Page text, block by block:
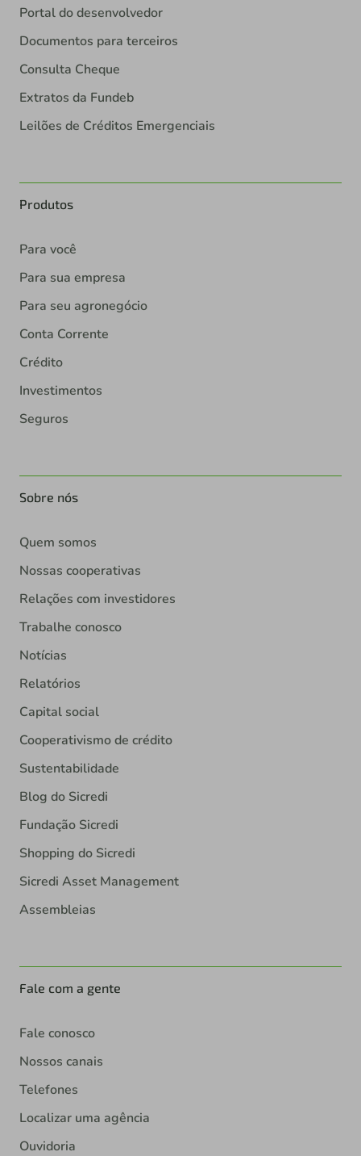
Portal do desenvolvedor
Documentos para terceiros
Consulta Cheque
Extratos da Fundeb
Leilões de Créditos Emergenciais
Produtos
Para você
Para sua empresa
Para seu agronegócio
Conta Corrente
Crédito
Investimentos
Seguros
Sobre nós
Quem somos
Nossas cooperativas
Relações com investidores
Trabalhe conosco
Notícias
Relatórios
Capital social
Cooperativismo de crédito
Sustentabilidade
Blog do Sicredi
Fundação Sicredi
Shopping do Sicredi
Sicredi Asset Management
Assembleias
Fale com a gente
Fale conosco
Nossos canais
Telefones
Localizar uma agência
Ouvidoria